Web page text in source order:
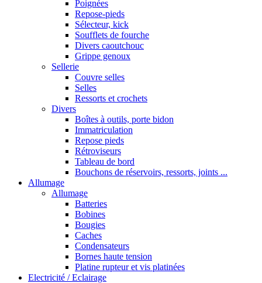
Poignées
Repose-pieds
Sélecteur, kick
Soufflets de fourche
Divers caoutchouc
Grippe genoux
Sellerie
Couvre selles
Selles
Ressorts et crochets
Divers
Boîtes à outils, porte bidon
Immatriculation
Repose pieds
Rétroviseurs
Tableau de bord
Bouchons de réservoirs, ressorts, joints ...
Allumage
Allumage
Batteries
Bobines
Bougies
Caches
Condensateurs
Bornes haute tension
Platine rupteur et vis platinées
Electricité / Eclairage